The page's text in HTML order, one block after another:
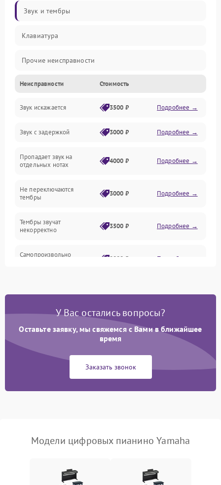
Звук и тембры
Клавиатура
Прочие неисправности
Включение и работа
Управление и электроника
Подключения и интерфейсы
Педали и стойка
Аудио
Оптика
Неисправности Стоимость
Звук искажается 3500 ₽ Подробнее →
Звук с задержкой 3000 ₽ Подробнее →
Пропадает звук на
отдельных нотах
4000 ₽ Подробнее →
Не переключаются
тембры
3000 ₽ Подробнее →
Тембры звучат
некорректно
3500 ₽ Подробнее →
Самопроизвольно
2800 ₽ Подробнее →
У Вас остались вопросы?
Оставьте заявку, мы свяжемся с Вами в ближайшее
время
Заказать звонок
Модели цифровых пианино Yamaha